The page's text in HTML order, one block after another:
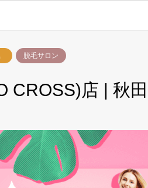
脱毛サロン
CROSS)店 | 秋